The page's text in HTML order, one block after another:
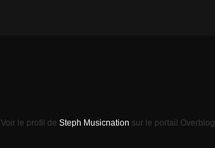
Voir le profil de Steph Musicnation sur le portail Overblog